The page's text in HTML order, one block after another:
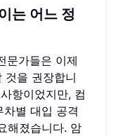
는 어느 정
문가들은 이제
을 권장합니
항이었지만, 컴
별 대입 공격
해졌습니다. 암